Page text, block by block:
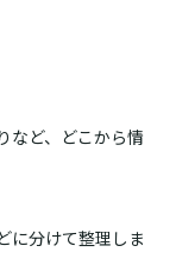
など、どこから情
に分けて整理しま